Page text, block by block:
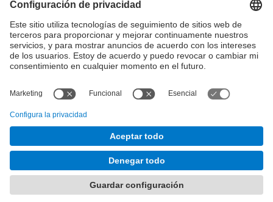
Movilidad Internacional
Investigación
Empresa
¿Qué necesitas?
© Facultat d'Informàtica de Barcelona - Universitat Politècnica
de Catalunya - BarcelonaTech